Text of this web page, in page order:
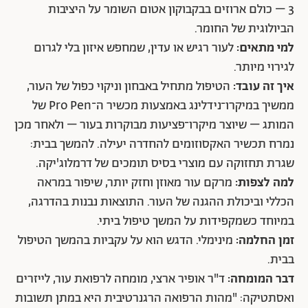
3 – כולם ארוזים בבקבוקון אטום השומר על היציבות
הביולוגית של החומר.
למי מתאים:לעור רגיש או עדין, שמחפש איזון בלי לגרום
לגירוי מיותר.
איך זה עובד: הטיפול מתחיל באבחון וניקוי כפול של העור,
ממשיך במיקרו־נידלינג באמצעות מכשיר ה־Pro Pen של
המותג – שיוצר מיקרו־פציעות מבוקרות בעור – ולאחר מכן
נמרח תכשיר האקסוזומים להחדרה יעילה. להמשך בבית:
שגרת תחזוקה עם מוצרי בסיס תומכים של דרמלוג'יקה.
למה לצפות: מרקם עור מאוזן וחזק יותר, שיפור במראה
הכללי וביכולת ההגנה של העור. התוצאות נבנות בהדרגה,
במיוחד כשמקפידות על המשך טיפול ביתי.
זמן החלמה: מינימלי. הדגש הוא על עקביות בהמשך הטיפול
בבית.
דבר המומחה:ד"ר אופיר ארצי, מומחה לרפואת עור, לייזרים
ואסתטיקה: "מהות הרפואה הרגנרטיבית היא במתן תשובות